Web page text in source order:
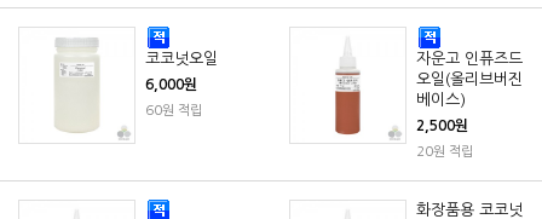
코코넛오일
6,000원
60원 적립
자운고 인퓨즈드
오일(올리브버진
베이스)
2,500원
20원 적립
화장품용 코코넛